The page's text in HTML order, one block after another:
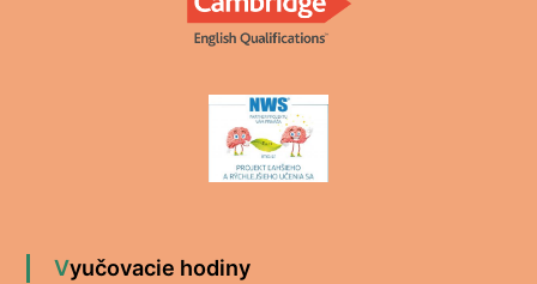
Vyučovacie hodiny